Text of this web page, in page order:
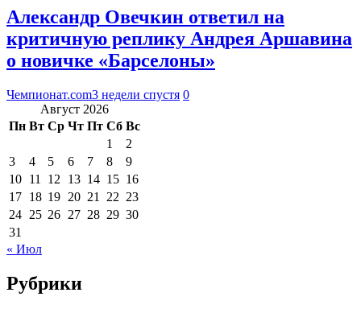
Александр Овечкин ответил на
критичную реплику Андрея Аршавина
о новичке «Барселоны»
Чемпионат.com3 недели спустя 0
Август 2026
Пн Вт Ср Чт Пт Сб Вс
1
2
3
4 5 6 7 8
9
10 11 12 13 14 15 16
17 18 19 20 21 22 23
24 25 26 27 28 29 30
31
« Июл
Рубрики